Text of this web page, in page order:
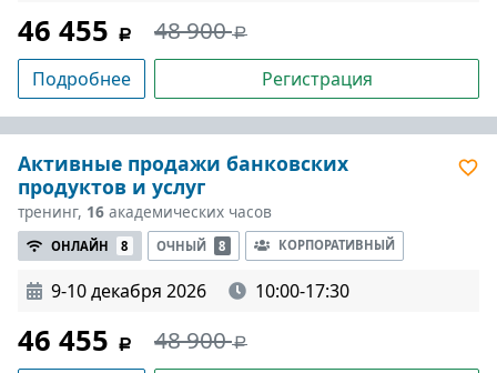
46 455 48 900
Подробнее Регистрация
Активные продажи банковских
продуктов и услуг
тренинг, 16 академических часов
ОНЛАЙН 8 ОЧНЫЙ 8 КОРПОРАТИВНЫЙ
9-10 декабря 2026 10:00-17:30
46 455 48 900